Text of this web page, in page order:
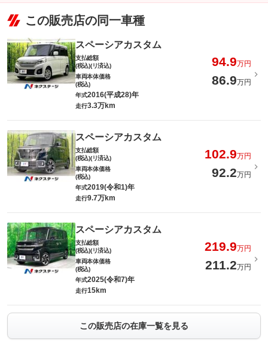
この販売店の同一車種
スペーシアカスタム
支払総額
(税込)(リ済込)
94.9万円
車両本体価格
(税込)
86.9万円
年式2016(平成28)年
走行3.3万km
スペーシアカスタム
支払総額
(税込)(リ済込)
102.9万円
車両本体価格
(税込)
92.2万円
年式2019(令和1)年
走行9.7万km
スペーシアカスタム
支払総額
(税込)(リ済込)
219.9万円
車両本体価格
(税込)
211.2万円
年式2025(令和7)年
走行15km
この販売店の在庫一覧を見る